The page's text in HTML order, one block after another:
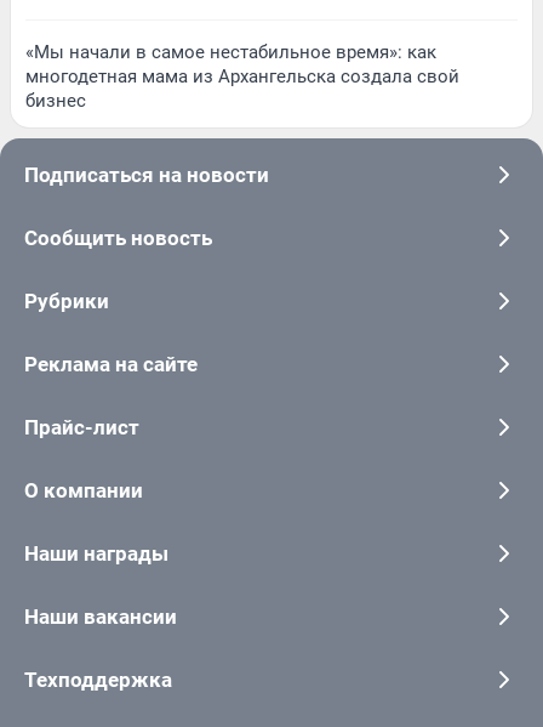
«Мы начали в самое нестабильное время»: как
многодетная мама из Архангельска создала свой
бизнес
Подписаться на новости
Сообщить новость
Рубрики
Реклама на сайте
Прайс-лист
О компании
Наши награды
Наши вакансии
Техподдержка